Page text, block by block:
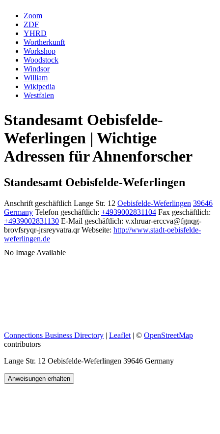
Zoom
ZDF
YHRD
Wortherkunft
Workshop
Woodstock
Windsor
William
Wikipedia
Westfalen
Standesamt Oebisfelde-
Weferlingen | Wichtige
Adressen für Ahnenforscher
Standesamt Oebisfelde-Weferlingen
Anschrift geschäftlich Lange Str. 12 Oebisfelde-Weferlingen 39646
Germany Telefon geschäftlich: +4939002831104 Fax geschäftlich:
+4939002831130 E-Mail geschäftlich: v.xhruar-erccva@fgnqg-
brovfsryqr-jrsreyvatra.qr Webseite: http://www.stadt-oebisfelde-
weferlingen.de
No Image Available
Connections Business Directory | Leaflet | © OpenStreetMap
contributors
Lange Str. 12 Oebisfelde-Weferlingen 39646 Germany
Anweisungen erhalten